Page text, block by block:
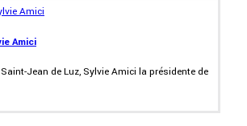
Amici
Jean de Luz, Sylvie Amici la présidente de